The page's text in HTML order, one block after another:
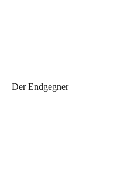
Der Endgegner